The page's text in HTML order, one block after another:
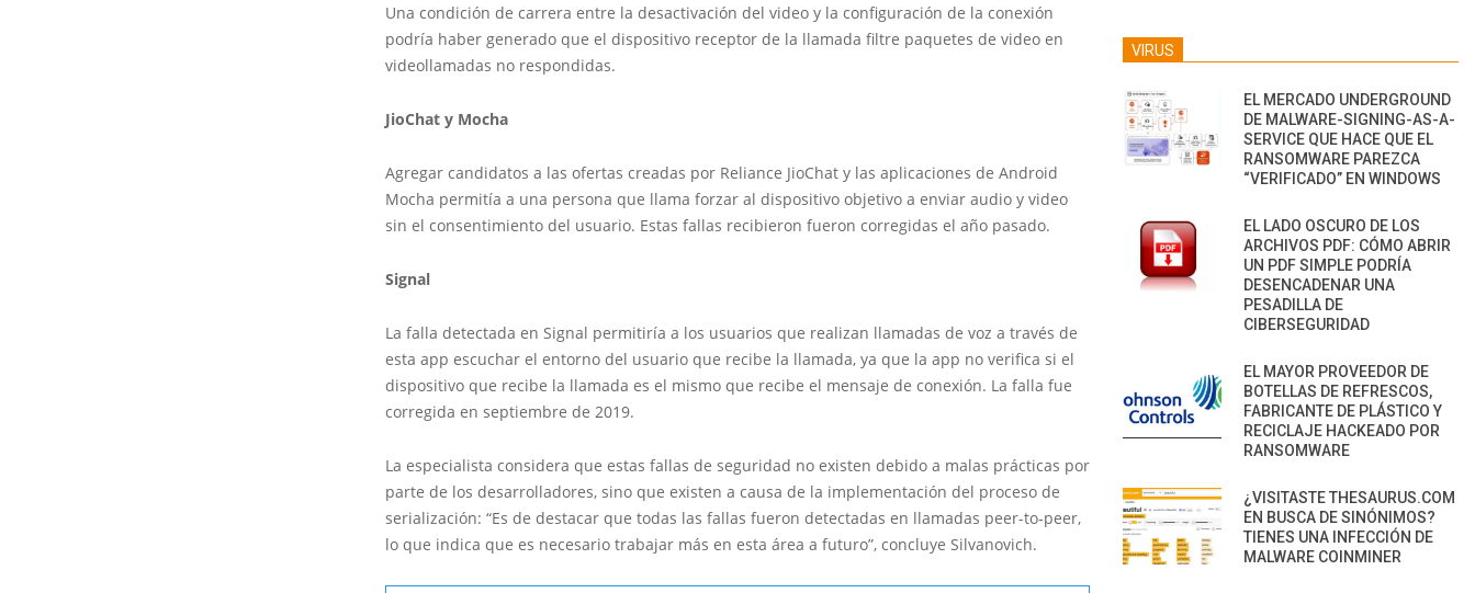
Una condición de carrera entre la desactivación del video y la configuración de la conexión
podría haber generado que el dispositivo receptor de la llamada filtre paquetes de video en
videollamadas no respondidas.
JioChat y Mocha
Agregar candidatos a las ofertas creadas por Reliance JioChat y las aplicaciones de Android
Mocha permitía a una persona que llama forzar al dispositivo objetivo a enviar audio y video
sin el consentimiento del usuario. Estas fallas recibieron fueron corregidas el año pasado.
Signal
La falla detectada en Signal permitiría a los usuarios que realizan llamadas de voz a través de
esta app escuchar el entorno del usuario que recibe la llamada, ya que la app no verifica si el
dispositivo que recibe la llamada es el mismo que recibe el mensaje de conexión. La falla fue
corregida en septiembre de 2019.
La especialista considera que estas fallas de seguridad no existen debido a malas prácticas por
parte de los desarrolladores, sino que existen a causa de la implementación del proceso de
serialización: “Es de destacar que todas las fallas fueron detectadas en llamadas peer-to-peer,
lo que indica que es necesario trabajar más en esta área a futuro”, concluye Silvanovich.
VIRUS
EL MERCADO UNDERGROUND
DE MALWARE-SIGNING-AS-A-
SERVICE QUE HACE QUE EL
RANSOMWARE PAREZCA
“VERIFICADO” EN WINDOWS
EL LADO OSCURO DE LOS
ARCHIVOS PDF: CÓMO ABRIR
UN PDF SIMPLE PODRÍA
DESENCADENAR UNA
PESADILLA DE
CIBERSEGURIDAD
EL MAYOR PROVEEDOR DE
BOTELLAS DE REFRESCOS,
FABRICANTE DE PLÁSTICO Y
RECICLAJE HACKEADO POR
RANSOMWARE
¿VISITASTE THESAURUS.COM
EN BUSCA DE SINÓNIMOS?
TIENES UNA INFECCIÓN DE
MALWARE COINMINER